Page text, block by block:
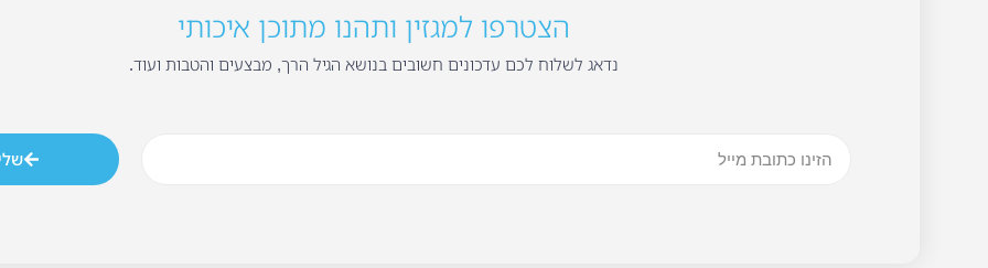
הצטרפו למגזין ותהנו מתוכן איכותי
נדאג לשלוח לכם עדכונים חשובים בנושא הגיל הרך, מבצעים והטבות ועוד.